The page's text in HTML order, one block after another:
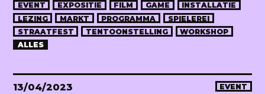
EVENT
EXPOSITIE FILM GAME
INSTALLATIE
LEZING
MARKT PROGRAMMA
SPIELEREI
STRAATFEST
TENTOONSTELLING
WORKSHOP
ALLES
13/04/2023 EVENT